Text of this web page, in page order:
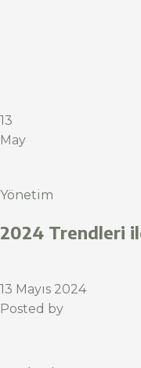
13
May
Yönetim
2024 Trendleri
13 Mayıs 2024
Posted by